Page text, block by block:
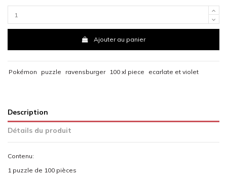
Ajouter au panier
Pokémon puzzle ravensburger 100 xl piece ecarlate et violet
Description
Détails du produit
Contenu:
1 puzzle de 100 pièces